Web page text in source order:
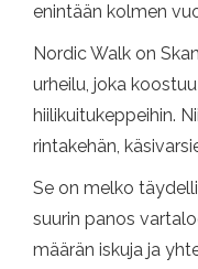
enintään kolmen
Nordic Walk on
urheilu, joka
hiilikuitukeppeihin.
rintakehän,
Se on melko
suurin panos
määrän iskuja ja